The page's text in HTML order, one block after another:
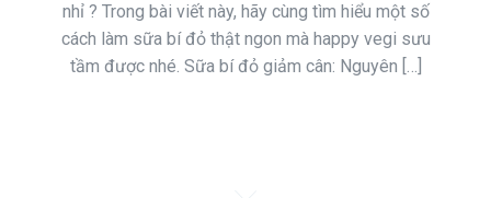
nhỉ ? Trong bài viết này, hãy cùng tìm hiểu một số
cách làm sữa bí đỏ thật ngon mà happy vegi sưu
tầm được nhé. Sữa bí đỏ giảm cân: Nguyên […]